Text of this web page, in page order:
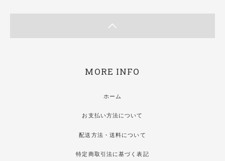
MORE INFO
ホーム
お支払い方法について
配送方法・送料について
特定商取引法に基づく表記